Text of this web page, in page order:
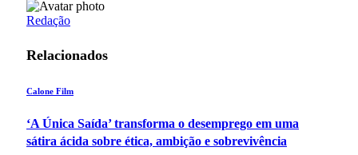
Redação
Relacionados
Calone Film
‘A Única Saída’ transforma o desemprego em uma
sátira ácida sobre ética, ambição e sobrevivência